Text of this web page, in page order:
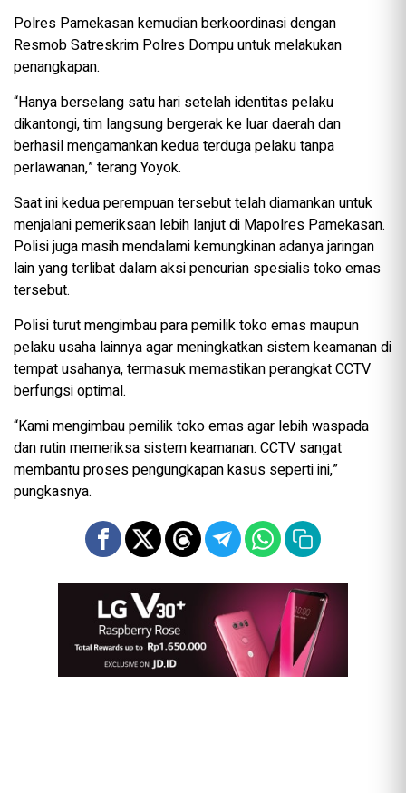
Polres Pamekasan kemudian berkoordinasi dengan
Resmob Satreskrim Polres Dompu untuk melakukan
penangkapan.
“Hanya berselang satu hari setelah identitas pelaku
dikantongi, tim langsung bergerak ke luar daerah dan
berhasil mengamankan kedua terduga pelaku tanpa
perlawanan,” terang Yoyok.
Saat ini kedua perempuan tersebut telah diamankan untuk
menjalani pemeriksaan lebih lanjut di Mapolres Pamekasan.
Polisi juga masih mendalami kemungkinan adanya jaringan
lain yang terlibat dalam aksi pencurian spesialis toko emas
tersebut.
Polisi turut mengimbau para pemilik toko emas maupun
pelaku usaha lainnya agar meningkatkan sistem keamanan di
tempat usahanya, termasuk memastikan perangkat CCTV
berfungsi optimal.
“Kami mengimbau pemilik toko emas agar lebih waspada
dan rutin memeriksa sistem keamanan. CCTV sangat
membantu proses pengungkapan kasus seperti ini,”
pungkasnya.